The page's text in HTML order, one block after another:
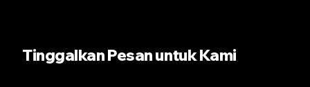
Tinggalkan Pesan untuk Kami